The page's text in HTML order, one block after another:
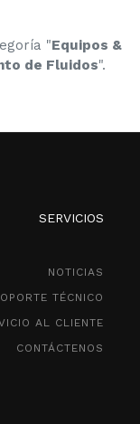
"Equipos &
de Fluidos".
SERVICIOS
NOTICIAS
TÉCNICO
AL CLIENTE
CONTÁCTENOS